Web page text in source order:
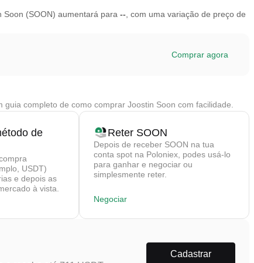
(SOON) aumentará para -- , com uma variação de preço de
Comprar agora
guia completo de como comprar Joostin Soon com facilidade.
de
USDT)
e depois as
à vista.
Reter SOON
Depois de receber SOON na tua
conta spot na Poloniex, podes usá-lo
para ganhar e negociar ou
simplesmente reter.
Negociar
Cadastrar